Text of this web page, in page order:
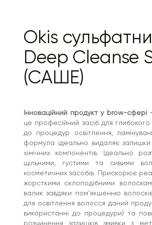
кутикулу для нанесення
м'якшими та прискорює реакцію. pH
Переваги:
Зупинка реакцій: шампунь
освітлювальних засобів,
та стабілізує колір,
темного пігменту у волоски брів.
перший склад для
50% швидше, а також
викладання вій на валик.
Глибоке очищення:
нейтралізує залишки
забруднення, створюючи
нанесення наступних
стійкий результат.
Забарвлення сивих брів:
волосків до процедури,
фарбування.
Спосіб застосування:
Нанесіть невелику кількість
Okis
Deep Cleanse
(САШЕ)
Інноваційний продукт у brow-
це професійний засіб для
до процедур освітлення,
формула ідеально видаляє залишки
хімічних компонентів. Ідеально
щільними, густими та сивими
косметичних засобів. Прискорює
жорсткими склоподібними
валик завдяки пом'якшенню
для освітлення волосся даний
використанні до процедури) та
розчинення залишків змивки з